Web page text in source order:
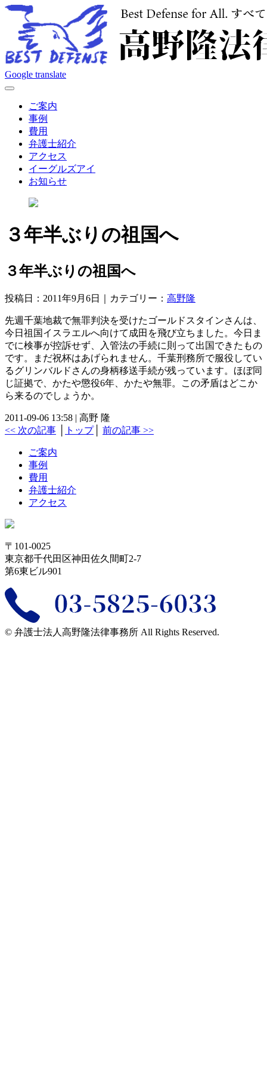
Google translate
開
ご案内
事例
費用
弁護士紹介
アクセス
イーグルズアイ
お知らせ
３年半ぶりの祖国へ
３年半ぶりの祖国へ
投稿日：2011年9月6日｜カテゴリー： 高野隆
先週千葉地裁で無罪判決を受けたゴールドスタインさんは、
今日祖国イスラエルへ向けて成田を飛び立ちました。今日ま
でに検事が控訴せず、入管法の手続に則って出国できたもの
です。まだ祝杯はあげられません。千葉刑務所で服役してい
るグリンバルドさんの身柄移送手続が残っています。ほぼ同
じ証拠で、かたや懲役6年、かたや無罪。この矛盾はどこか
ら来るのでしょうか。
2011-09-06 13:58 | 高野 隆
<< 次の記事
トップ│ 前の記事 >>
ご案内
事例
費用
弁護士紹介
アクセス
〒101-0025
東京都千代田区神田佐久間町2-7
第6東ビル901
©︎ 弁護士法人高野隆法律事務所 All Rights Reserved.